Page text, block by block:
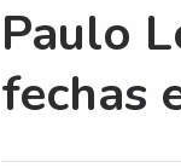
Paulo
fechas